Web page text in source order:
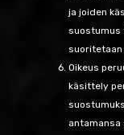
ja joiden
suostumus
Oikeus
käsittely
antamansa